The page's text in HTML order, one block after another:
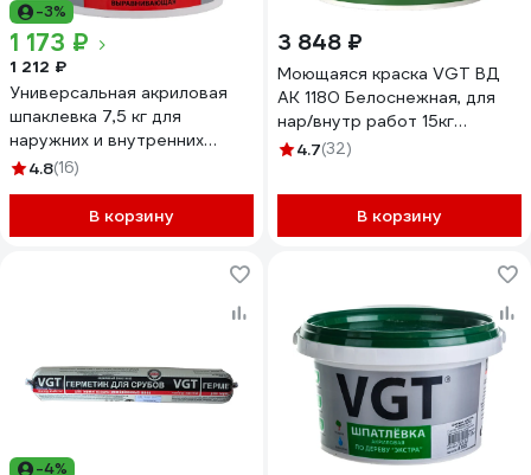
-3%
1 173 ₽
1 212 ₽
Универсальная акриловая
шпаклевка 7,5 кг для
наружних и внутренних
работ VGT 55983
4.8(16)
В корзину
3 848 ₽
Моющаяся краска VGT ВД
АК 1180 Белоснежная, для
нар/внутр работ 15кг
11601935
4.7(32)
В корзину
-4%